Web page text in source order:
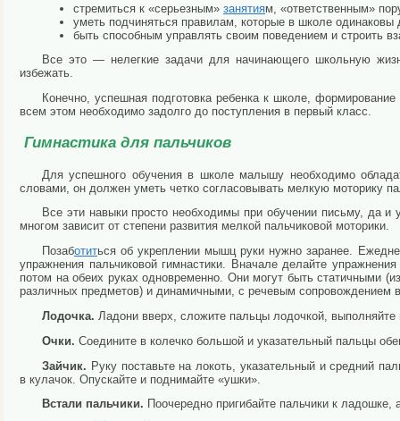
cтремиться к «серьезным» занятиям, «ответственным»
уметь подчиняться правилам, которые в школе одинаковы
быть способным управлять своим поведением и строить
Все это — нелегкие задачи для начинающего школьную
избежать.
Конечно, успешная подготовка ребенка к школе,
всем этом необходимо задолго до поступления в первый класс.
Гимнастика для пальчиков
Для успешного обучения в школе малышу необходимо
словами, он должен уметь четко согласовывать мелкую моторику
Все эти навыки просто необходимы при обучении письму, да и
многом зависит от степени развития мелкой пальчиковой моторики.
Позаботиться об укреплении мышц руки нужно заранее.
упражнения пальчиковой гимнастики. Вначале делайте
потом на обеих руках одновременно. Они могут быть статичными
различных предметов) и динамичными, с речевым сопровождением
Лодочка. Ладони вверх, сложите пальцы лодочкой,
Очки. Соедините в колечко большой и указательный пальцы
Зайчик. Руку поставьте на локоть, указательный и средний
в кулачок. Опускайте и поднимайте «ушки».
Встали пальчики. Поочередно пригибайте пальчики к